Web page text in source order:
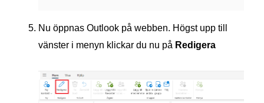
Nu öppnas Outlook på webben. Högst upp till
vänster i menyn klickar du nu på Redigera